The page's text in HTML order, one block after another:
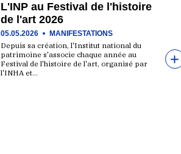
L'INP au Festival de l'histoire
de l'art 2026
05.05.2026 MANIFESTATIONS
Depuis sa création, l'Institut national du
patrimoine s'associe chaque année au
Festival de l'histoire de l'art, organisé par
l'INHA et…